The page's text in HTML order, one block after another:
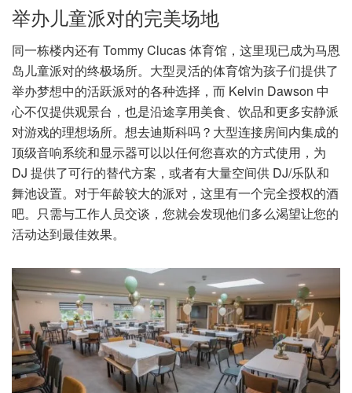
举办儿童派对的完美场地
同一栋楼内还有 Tommy Clucas 体育馆，这里现已成为马恩
岛儿童派对的终极场所。大型灵活的体育馆为孩子们提供了
举办梦想中的活跃派对的各种选择，而 Kelvin Dawson 中
心不仅提供观景台，也是沿途享用美食、饮品和更多安静派
对游戏的理想场所。想去迪斯科吗？大型连接房间内集成的
顶级音响系统和显示器可以以任何您喜欢的方式使用，为
DJ 提供了可行的替代方案，或者有大量空间供 DJ/乐队和
舞池设置。对于年龄较大的派对，这里有一个完全授权的酒
吧。只需与工作人员交谈，您就会发现他们多么渴望让您的
活动达到最佳效果。